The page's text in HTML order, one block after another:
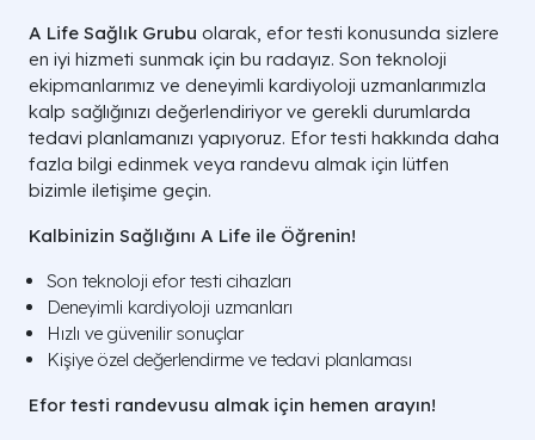
A Life Sağlık Grubu olarak, efor testi konusunda sizlere
en iyi hizmeti sunmak için bu radayız. Son teknoloji
ekipmanlarımız ve deneyimli kardiyoloji uzmanlarımızla
kalp sağlığınızı değerlendiriyor ve gerekli durumlarda
tedavi planlamanızı yapıyoruz. Efor testi hakkında daha
fazla bilgi edinmek veya randevu almak için lütfen
bizimle iletişime geçin.
Kalbinizin Sağlığını A Life ile Öğrenin!
Son teknoloji efor testi cihazları
Deneyimli kardiyoloji uzmanları
Hızlı ve güvenilir sonuçlar
Kişiye özel değerlendirme ve tedavi planlaması
Efor testi randevusu almak için hemen arayın!